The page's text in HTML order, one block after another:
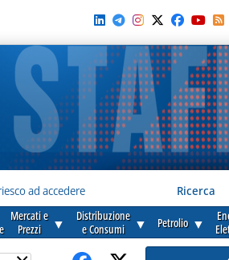
ad accedere Ricerca
Mercati e
Prezzi
▼
Distribuzione
e Consumi
▼ Petrolio ▼